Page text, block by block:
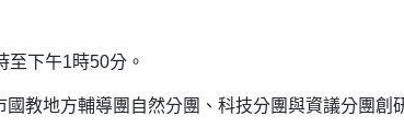
至下午1時50分。
國教地方輔導團自然分團、科技分團與資議分團創